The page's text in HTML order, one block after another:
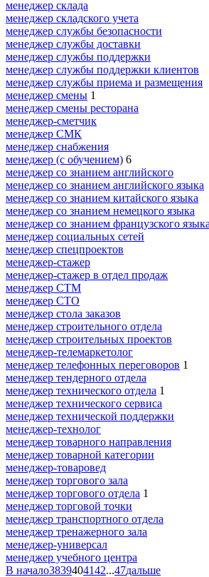
менеджер склада
менеджер складского учета
менеджер службы безопасности
менеджер службы доставки
менеджер службы поддержки
менеджер службы поддержки клиентов
менеджер службы приема и размещения
менеджер смены 1
менеджер смены ресторана
менеджер-сметчик
менеджер СМК
менеджер снабжения
менеджер (с обучением) 6
менеджер со знанием английского
менеджер со знанием английского языка
менеджер со знанием китайского языка
менеджер со знанием немецкого языка
менеджер со знанием французского языка
менеджер социальных сетей
менеджер спецпроектов
менеджер-стажер
менеджер-стажер в отдел продаж
менеджер СТМ
менеджер СТО
менеджер стола заказов
менеджер строительного отдела
менеджер строительных проектов
менеджер-телемаркетолог
менеджер телефонных переговоров 1
менеджер тендерного отдела
менеджер технического отдела 1
менеджер технического сервиса
менеджер технической поддержки
менеджер-технолог
менеджер товарного направления
менеджер товарной категории
менеджер-товаровед
менеджер торгового зала
менеджер торгового отдела 1
менеджер торговой точки
менеджер транспортного отдела
менеджер тренажерного зала
менеджер-универсал
менеджер учебного центра
В начало3839404142...47дальше